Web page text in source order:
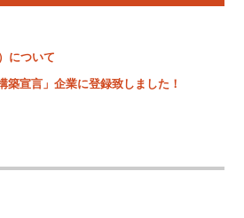
について
築宣言」企業に登録致しました！